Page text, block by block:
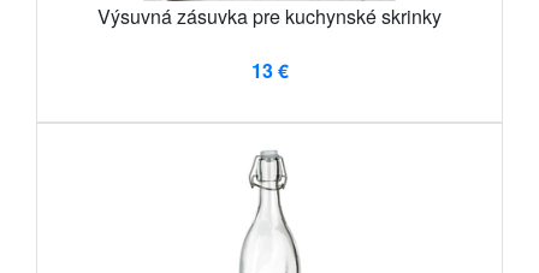
Výsuvná zásuvka pre kuchynské skrinky
13 €